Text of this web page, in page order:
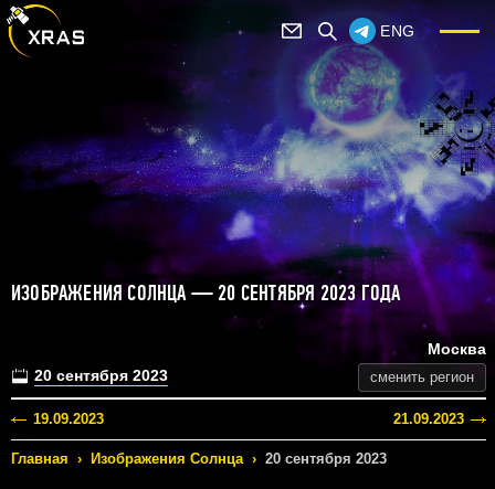
ENG
ИЗОБРАЖЕНИЯ СОЛНЦА — 20 СЕНТЯБРЯ 2023 ГОДА
20 сентября 2023
Москва
сменить регион
19.09.2023 21.09.2023
Главная › Изображения Солнца › 20 сентября 2023